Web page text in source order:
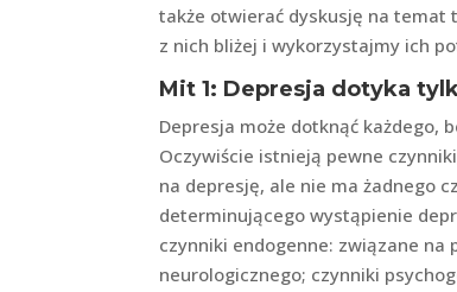
także otwierać dyskusję na temat
z nich bliżej i wykorzystajmy ich
Mit 1: Depresja dotyka
Depresja może dotknąć każdego,
Oczywiście istnieją pewne
na depresję, ale nie ma żadnego
determinującego wystąpienie
czynniki endogenne: związane na
neurologicznego; czynniki